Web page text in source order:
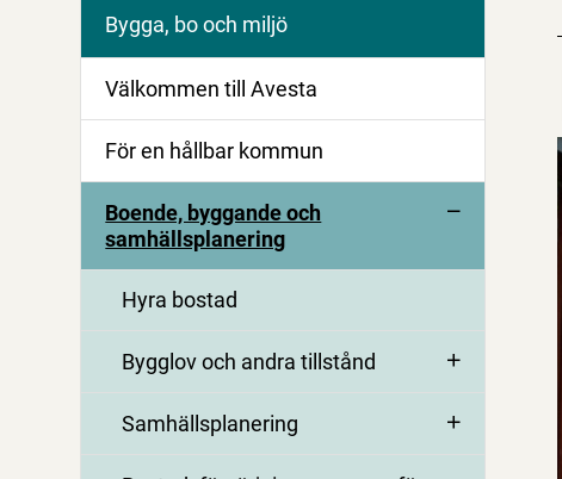
Bygga, bo och miljö
Välkommen till Avesta
För en hållbar kommun
Boende, byggande och
samhällsplanering
Hyra bostad
Bygglov och andra tillstånd
Samhällsplanering